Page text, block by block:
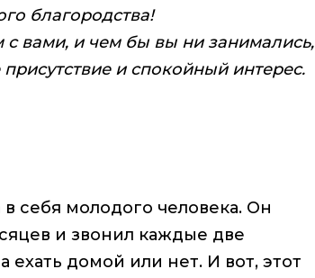
благородства!
с вами, и чем бы вы ни занимались,
присутствие и спокойный интерес.
себя молодого человека. Он
и звонил каждые две
ехать домой или нет. И вот, этот